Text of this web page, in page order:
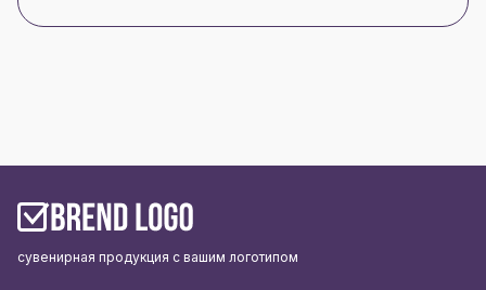
сувенирная продукция с вашим логотипом